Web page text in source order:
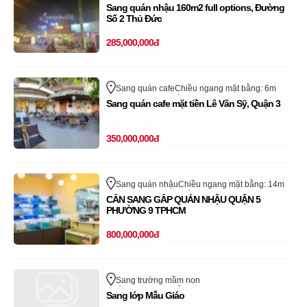
Quận Thủ Đức - TP Thủ Đức Hồ Chí Minh
Sang quán nhậu 160m2 full options, Đường
Số 2 Thủ Đức
285,000,000đ
Sang quán cafeChiều ngang mặt bằng: 6m
Lê Văn Sỹ Quận 3 Hồ Chí Minh
Cửa hàng, quán đã sang nhượng thành công
Sang quán cafe mặt tiền Lê Văn Sỹ, Quận 3
350,000,000đ
Sang quán nhậuChiều ngang mặt bằng: 14m
Hùng VươngQuận 5Hồ Chí Minh
CẦN SANG GẤP QUÁN NHẬU QUẬN 5
PHƯỜNG 9 TPHCM
800,000,000đ
Sang trường mầm non
Chiều ngang mặt bằng: 8m
Hồ Chí Minh
Sang lớp Mẫu Giáo